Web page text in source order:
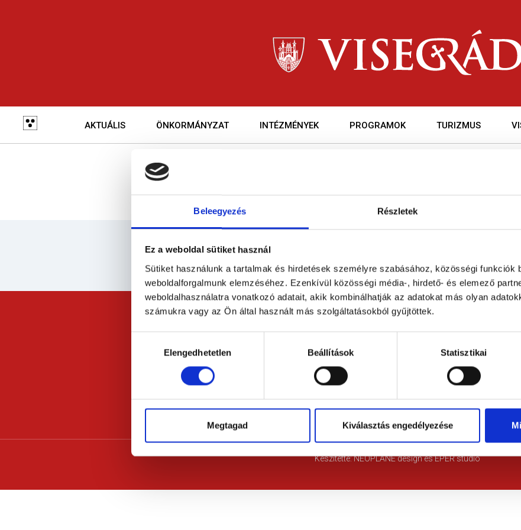
Beleegyezés Részletek
Ez a weboldal sütiket használ
Sütiket használunk a tartalmak és hirdetések személyre szabásához, közösségi funkciók
weboldalforgalmunk elemzéséhez. Ezenkívül közösségi média-, hirdető- és elemező
weboldalhasználatra vonatkozó adatait, akik kombinálhatják az adatokat más olyan
számukra vagy az Ön által használt más szolgáltatásokból gyűjtöttek.
kiválasztásaElengedhetetlen Beállítások Statisztikai
Megtagad Kiválasztás engedélyezése
Fő
navigáció
AKTUÁLIS ÖNKORMÁNYZAT INTÉZMÉNYEK PROGRAMOK TURIZMUS
© 2021 Visegrád Város hivatalos honlapja
Készítette:NEOPLANE designés EPER stúdió